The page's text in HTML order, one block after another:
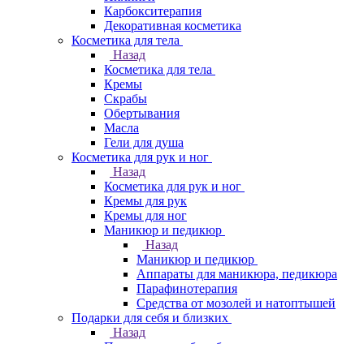
Карбокситерапия
Декоративная косметика
Косметика для тела
Назад
Косметика для тела
Кремы
Скрабы
Обертывания
Масла
Гели для душа
Косметика для рук и ног
Назад
Косметика для рук и ног
Кремы для рук
Кремы для ног
Маникюр и педикюр
Назад
Маникюр и педикюр
Аппараты для маникюра, педикюра
Парафинотерапия
Средства от мозолей и натоптышей
Подарки для себя и близких
Назад